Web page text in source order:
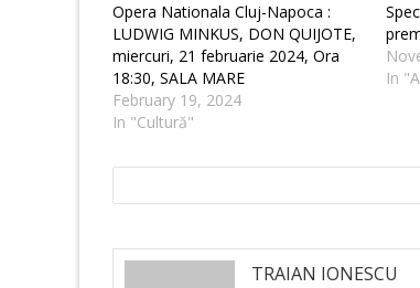
Opera Nationala Cluj-Napoca :
LUDWIG MINKUS, DON QUIJOTE,
miercuri, 21 februarie 2024, Ora
18:30, SALA MARE
February 19, 2024
In "Cultură"
In
TRAIAN IONESCU